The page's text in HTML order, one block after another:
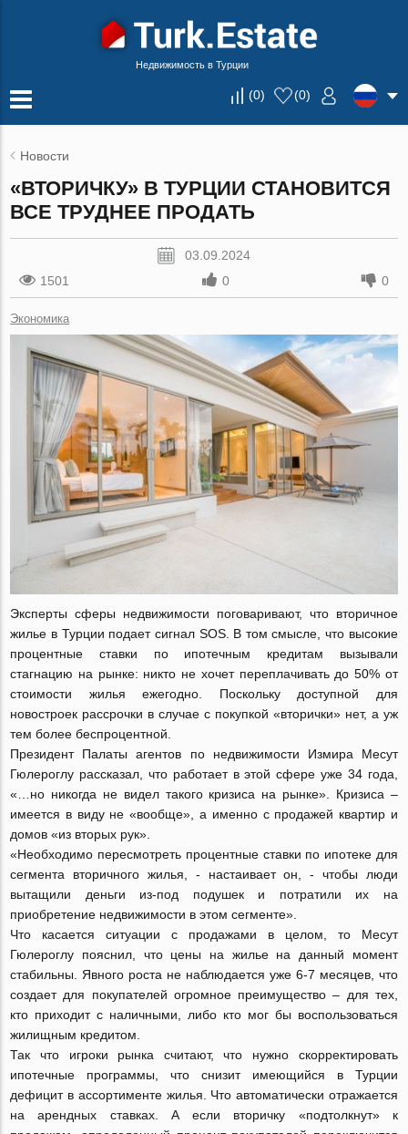
Недвижимость в Турции
(0) (0)
Новости
«ВТОРИЧКУ» В ТУРЦИИ СТАНОВИТСЯ
ВСЕ ТРУДНЕЕ ПРОДАТЬ
03.09.2024
1501
0 0
Экономика
Эксперты сферы недвижимости поговаривают, что вторичное
жилье в Турции подает сигнал SOS. В том смысле, что высокие
процентные ставки по ипотечным кредитам вызывали
стагнацию на рынке: никто не хочет переплачивать до 50% от
стоимости жилья ежегодно. Поскольку доступной для
новостроек рассрочки в случае с покупкой «вторички» нет, а уж
тем более беспроцентной.
Президент Палаты агентов по недвижимости Измира Месут
Гюлероглу рассказал, что работает в этой сфере уже 34 года,
«…но никогда не видел такого кризиса на рынке». Кризиса –
имеется в виду не «вообще», а именно с продажей квартир и
домов «из вторых рук».
«Необходимо пересмотреть процентные ставки по ипотеке для
сегмента вторичного жилья, - настаивает он, - чтобы люди
вытащили деньги из-под подушек и потратили их на
приобретение недвижимости в этом сегменте».
Что касается ситуации с продажами в целом, то Месут
Гюлероглу пояснил, что цены на жилье на данный момент
стабильны. Явного роста не наблюдается уже 6-7 месяцев, что
создает для покупателей огромное преимущество – для тех,
кто приходит с наличными, либо кто мог бы воспользоваться
жилищным кредитом.
Так что игроки рынка считают, что нужно скорректировать
ипотечные программы, что снизит имеющийся в Турции
дефицит в ассортименте жилья. Что автоматически отражается
на арендных ставках. А если вторичку «подтолкнут» к